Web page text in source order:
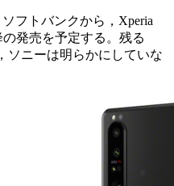
フトバンクから，Xperia
発売を予定する。残る
ソニーは明らかにしていな